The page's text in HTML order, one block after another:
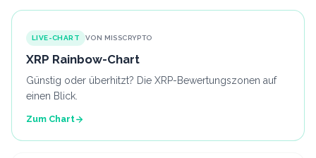
LIVE-CHART VON MISSCRYPTO
XRP Rainbow-Chart
Günstig oder überhitzt? Die XRP-Bewertungszonen auf
einen Blick.
Zum Chart